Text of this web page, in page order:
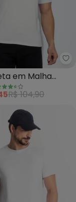
de Mangas
em Malha
)
R$ 104,90